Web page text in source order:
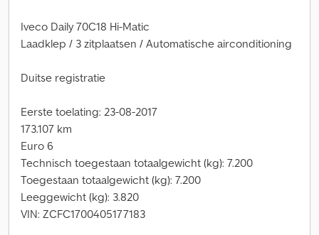
Iveco Daily 70C18 Hi-Matic
Laadklep / 3 zitplaatsen / Automatische airconditioning
Duitse registratie
Eerste toelating: 23-08-2017
173.107 km
Euro 6
Technisch toegestaan totaalgewicht (kg): 7.200
Toegestaan totaalgewicht (kg): 7.200
Leeggewicht (kg): 3.820
VIN: ZCFC1700405177183